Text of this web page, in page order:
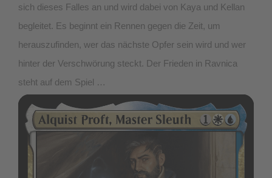
sich dieses Falles an und wird dabei von Kaya und Kellan
begleitet. Es beginnt ein Rennen gegen die Zeit, um
herauszufinden, wer das nächste Opfer sein wird und wer
hinter der Verschwörung steckt. Der Frieden in Ravnica
steht auf dem Spiel …